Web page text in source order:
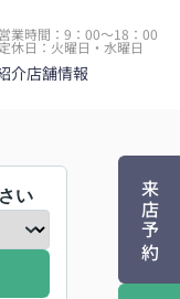
営業時間：9：00～18：00
定休日：火曜日・水曜日
介店舗情報
来店予約
い